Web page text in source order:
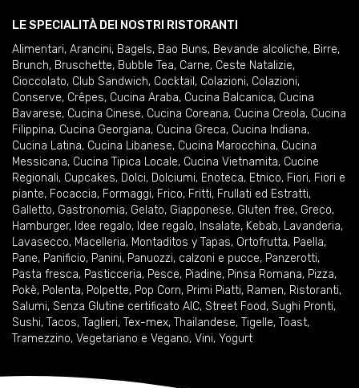
LE SPECIALITÀ DEI NOSTRI RISTORANTI
Alimentari, Arancini, Bagels, Bao Buns, Bevande alcoliche, Birre,
Brunch, Bruschette, Bubble Tea, Carne, Ceste Natalizie,
Cioccolato, Club Sandwich, Cocktail , Colazioni, Colazioni,
Conserve, Crêpes, Cucina Araba, Cucina Balcanica, Cucina
Bavarese, Cucina Cinese, Cucina Coreana, Cucina Creola, Cucina
Filippina, Cucina Georgiana, Cucina Greca, Cucina Indiana,
Cucina Latina, Cucina Libanese, Cucina Marocchina, Cucina
Messicana, Cucina Tipica Locale, Cucina Vietnamita, Cucine
Regionali, Cupcakes, Dolci, Dolciumi, Enoteca, Etnico, Fiori, Fiori e
piante, Focaccia, Formaggi, Frico, Fritti, Frullati ed Estratti,
Galletto, Gastronomia, Gelato, Giapponese, Gluten free, Greco,
Hamburger, Idee regalo, Idee regalo, Insalate, Kebab, Lavanderia,
Lavasecco, Macelleria, Montaditos y Tapas, Ortofrutta, Paella,
Pane, Panificio, Panini, Panuozzi, calzoni e pucce, Panzerotti,
Pasta fresca, Pasticceria, Pesce, Piadine, Pinsa Romana, Pizza,
Pokè, Polenta, Polpette, Pop Corn, Primi Piatti, Ramen, Ristoranti,
Salumi, Senza Glutine certificato AIC, Street Food, Sughi Pronti,
Sushi, Tacos, Taglieri, Tex-mex, Thailandese, Tigelle, Toast,
Tramezzino, Vegetariano e Vegano, Vini, Yogurt